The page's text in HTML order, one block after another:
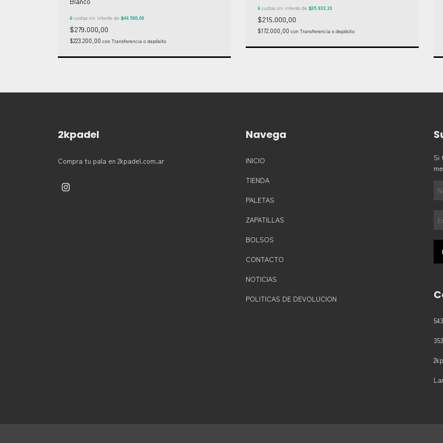
6 cuotas sin interés de $46.500,00
$279.000,00
$223.200,00 con Transferencia o depósito
6 cuotas sin interés de $35.833,33
$215.000,00
$172.000,00 con Transferencia o depósito
2kpadel
Compra tu pala en 2kpadel.com.ar
Navega
INICIO
TIENDA
PALETAS
ZAPATILLAS
BOLSOS
CONTACTO
NOTICIAS
POLITICAS DE DEVOLUCION
Si